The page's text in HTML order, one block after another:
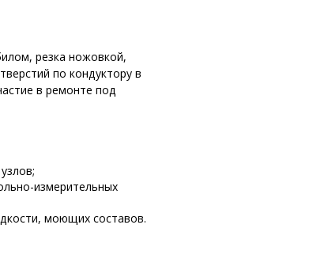
резка ножовкой,
по кондуктору в
в ремонте под
измерительных
моющих составов.